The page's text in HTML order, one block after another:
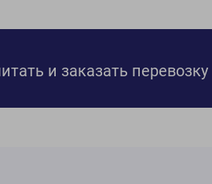
и заказать перевозку